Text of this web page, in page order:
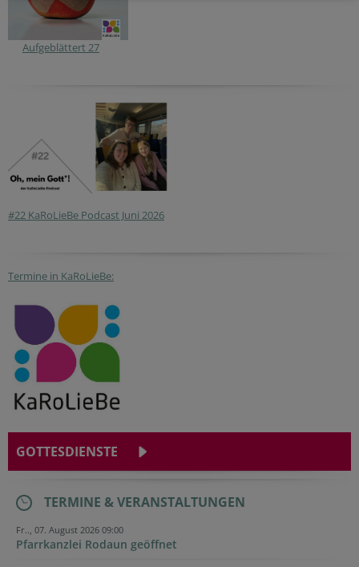
Aufgeblättert 27
#22 KaRoLieBe Podcast Juni 2026
Termine in KaRoLieBe:
GOTTESDIENSTE
TERMINE & VERANSTALTUNGEN
Fr.., 07. August 2026 09:00
Pfarrkanzlei Rodaun geöffnet